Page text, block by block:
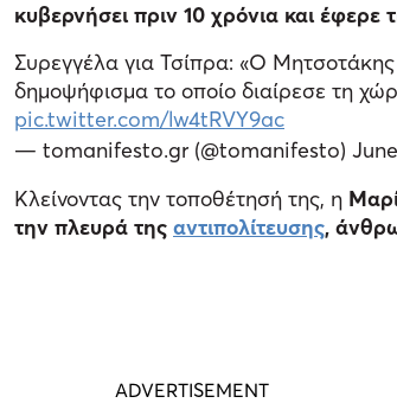
κυβερνήσει πριν 10 χρόνια και
Συρεγγέλα για Τσίπρα: «Ο
δημοψήφισμα το οποίο διαίρεσε τη
pic.twitter.com/lw4tRVY9ac
— tomanifesto.gr (@tomanifesto)
Κλείνοντας την τοποθέτησή της, η
την πλευρά της αντιπολίτευσης,